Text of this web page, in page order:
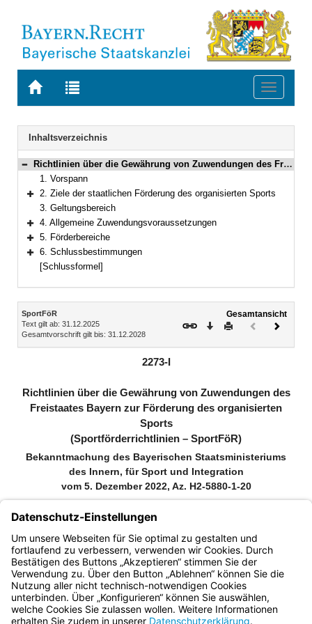
Zur
BAYERN.RECHT
Zur
letzten
Suche
Toggle
Navigation
Inhaltsverzeichnis
Bereich reduzieren
Richtlinien über die Gewährung von Zuwendungen des Freistaates Bayern zur Förderung des organisierten Sports
1. Vorspann
Bereich erweitern
2. Ziele der staatlichen Förderung des organisierten Sports
3. Geltungsbereich
Bereich erweitern
4. Allgemeine Zuwendungsvoraussetzungen
Bereich erweitern
5. Förderbereiche
Bereich erweitern
6. Schlussbestimmungen
[Schlussformel]
Inhalt
SportFöR
Text gilt ab: 31.12.2025
Gesamtvorschrift gilt bis: 31.12.2028
Gesamtansicht
Download
DruckenVorheriges
(inaktiv)
2273-I
Richtlinien über die Gewährung von Zuwendungen des
Freistaates Bayern zur Förderung des organisierten
Sports
(Sportförderrichtlinien – SportFöR)
Bekanntmachung des Bayerischen Staatsministeriums
des Innern, für Sport und Integration
vom 5. Dezember 2022, Az. H2-5880-1-20
2022 (BayMBl. Nr. 714), die zuletzt durch Bekanntmachung vom 8.
Dezember 2025 (BayMBl. Nr. 565) geändert worden sind
Bayern.de
BayernPortal